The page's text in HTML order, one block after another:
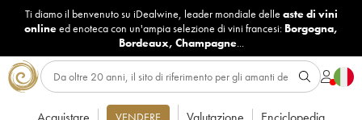
Ti diamo il benvenuto su iDealwine, leader mondiale delle aste di vini
onlineed enoteca con un'ampia selezione di vini francesi: Borgogna,
Bordeaux, Champagne...
VENDERE